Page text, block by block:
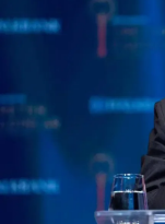
Gayrimenkul
Eğitim